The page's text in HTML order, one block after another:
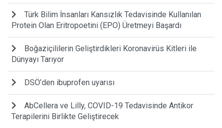
Türk Bilim İnsanları Kansızlık Tedavisinde Kullanılan
Protein Olan Eritropoetini (EPO) Üretmeyi Başardı
Boğaziçililerin Geliştirdikleri Koronavirüs Kitleri ile
Dünyayı Tarıyor
DSÖ’den ibuprofen uyarısı
AbCellera ve Lilly, COVID-19 Tedavisinde Antikor
Terapilerini Birlikte Geliştirecek